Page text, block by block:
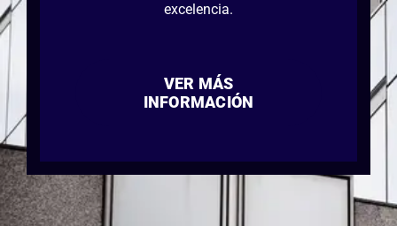
excelencia.
VER MÁS
INFORMACIÓN